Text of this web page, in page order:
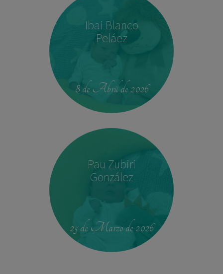
Ibai Blanco
Peláez
8 de Abril de 2026
Pau Zubiri
González
25 de Marzo de 2026